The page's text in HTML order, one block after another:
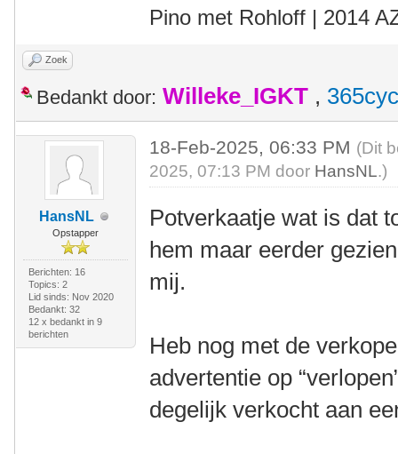
Pino met Rohloff | 2014
Zoek
Bedankt door: Willeke_IGKT ,
HansNL
Opstapper
Berichten: 16
Topics: 2
Lid sinds: Nov 2020
Bedankt: 32
12 x bedankt in 9
berichten
18-Feb-2025, 06:33 PM (Dit
2025, 07:13 PM door HansNL.)
Potverkaatje wat is dat
hem maar eerder
mij.
Heb nog met de
advertentie op
degelijk verkocht aan